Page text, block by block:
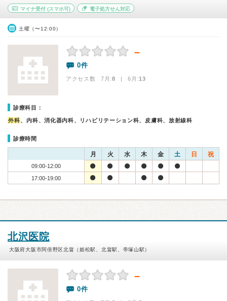
マイナ受付 (スマホ可) 電子処方せん対応
土曜（〜12:00）
－
0件
アクセス数 7月:8 | 6月:13
診療科目：
外科、内科、消化器内科、リハビリテーション科、皮膚科、放射線科
診療時間
月 火 水 木 金 土 日 祝
09:00-12:00
17:00-19:00
北沢医院
大阪府大阪市阿倍野区北畠（姫松駅、北畠駅、帝塚山駅）
－
0件